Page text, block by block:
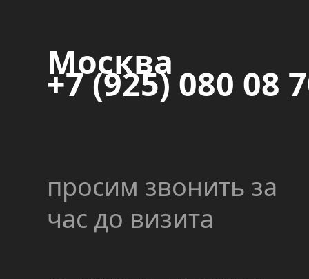
просим звонить за
час до визита
Москва
+7 (925) 080 08